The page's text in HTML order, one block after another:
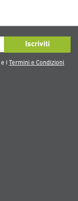
Iscriviti
e i
Termini e Condizioni